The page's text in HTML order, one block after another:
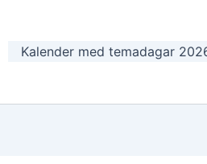
Kalender med temadagar